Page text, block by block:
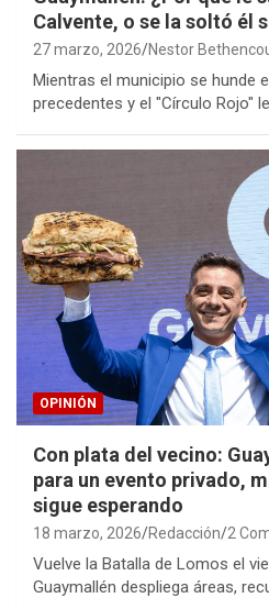
Calvente, o se la soltó él
27 marzo, 2026 Nestor
Mientras el municipio se hunde
precedentes y el "Círculo Rojo"
OPINIÓN
Con plata del vecino:
para un evento privado,
sigue esperando
18 marzo, 2026 Redacción 2
Vuelve la Batalla de Lomos el
Guaymallén despliega áreas,